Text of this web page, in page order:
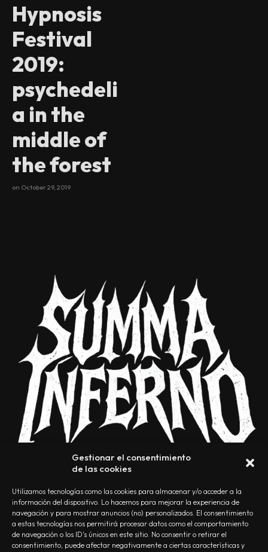
Gestionar el consentimiento
de las cookies
Utilizamos tecnologías como las cookies para almacenar y/o acceder a la
información del dispositivo. Lo hacemos para mejorar la experiencia de
navegación y para mostrar anuncios (no) personalizados. El consentimiento
a estas tecnologías nos permitirá procesar datos como el comportamiento
de navegación o los ID's únicos en este sitio. No consentir o retirar el
consentimiento, puede afectar negativamente a ciertas características y
Hypnosis
Festival
2019:
psychedeli
a in the
middle of
the forest
on October 29, 2019
NOSOTROS CONTACTO EDITORIAL POLÍTICA DE PRIVACIDAD